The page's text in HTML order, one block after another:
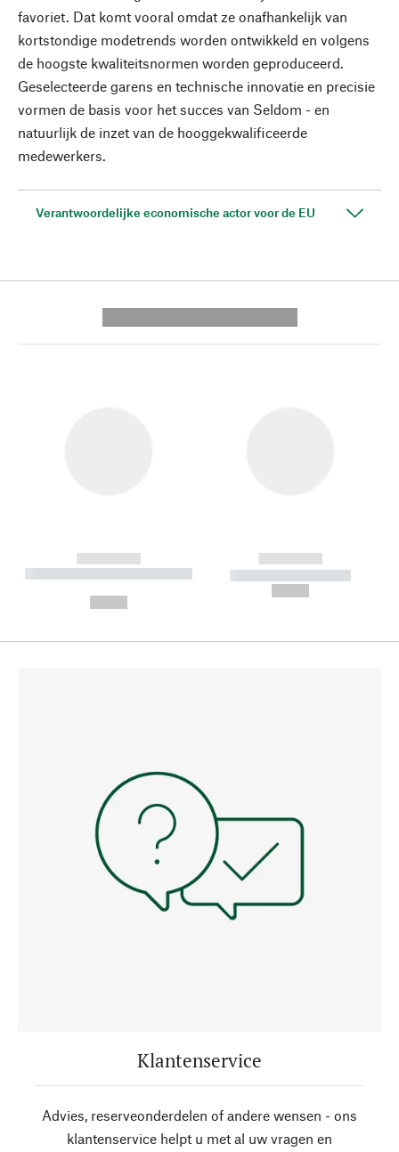
favoriet. Dat komt vooral omdat ze onafhankelijk van
kortstondige modetrends worden ontwikkeld en volgens
de hoogste kwaliteitsnormen worden geproduceerd.
Geselecteerde garens en technische innovatie en precisie
vormen de basis voor het succes van Seldom - en
natuurlijk de inzet van de hooggekwalificeerde
medewerkers.
Verantwoordelijke economische actor voor de EU
------------
----------- ----------- --------
------------
----------- -----------
Klantenservice
Advies, reserveonderdelen of andere wensen - ons
klantenservice helpt u met al uw vragen en